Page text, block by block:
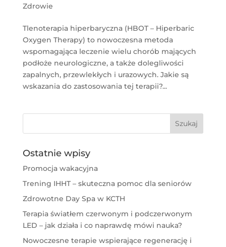
Zdrowie
Tlenoterapia hiperbaryczna (HBOT – Hiperbaric
Oxygen Therapy) to nowoczesna metoda
wspomagająca leczenie wielu chorób mających
podłoże neurologiczne, a także dolegliwości
zapalnych, przewlekłych i urazowych. Jakie są
wskazania do zastosowania tej terapii?...
Ostatnie wpisy
Promocja wakacyjna
Trening IHHT – skuteczna pomoc dla seniorów
Zdrowotne Day Spa w KCTH
Terapia światłem czerwonym i podczerwonym
LED – jak działa i co naprawdę mówi nauka?
Nowoczesne terapie wspierające regenerację i